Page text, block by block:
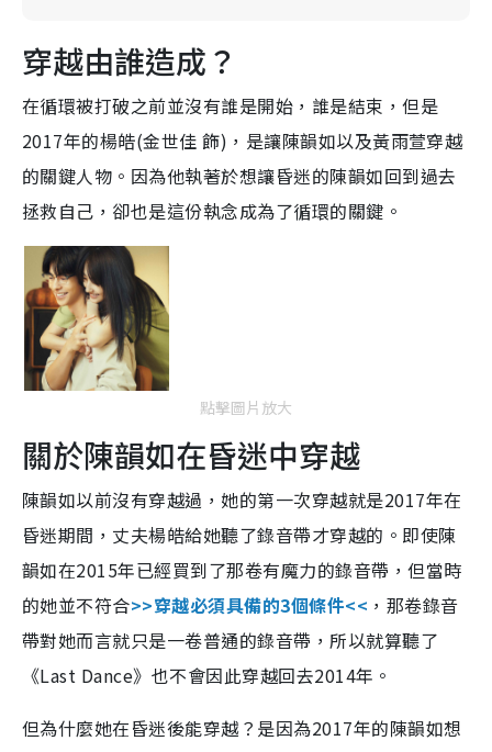
穿越由誰造成？
在循環被打破之前並沒有誰是開始，誰是結束，但是
2017年的楊皓(金世佳 飾)，是讓陳韻如以及黃雨萱穿越
的關鍵人物。因為他執著於想讓昏迷的陳韻如回到過去
拯救自己，卻也是這份執念成為了循環的關鍵。
點擊圖片放大
關於陳韻如在昏迷中穿越
陳韻如以前沒有穿越過，她的第一次穿越就是2017年在
昏迷期間，丈夫楊皓給她聽了錄音帶才穿越的。即使陳
韻如在2015年已經買到了那卷有魔力的錄音帶，但當時
的她並不符合>>穿越必須具備的3個條件<< ，那卷錄音
帶對她而言就只是一卷普通的錄音帶，所以就算聽了
《Last Dance》也不會因此穿越回去2014年。
但為什麼她在昏迷後能穿越？是因為2017年的陳韻如想